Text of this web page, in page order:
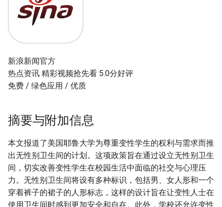
新浪新闻官方
热点资讯 精彩视频抢先看 5.0分好评
免费 / 绿色应用 / 优质
摘要与附加信息
本文报道了美国耶鲁大学为尊重变性学生的权利与需求而推
出无性别卫生间的计划。这项政策旨在通过设立无性别卫生
间，切实改善变性学生在校园生活中面临的社交与心理压
力。无性别卫生间将设有多种标识，包括男、女人形和一个
穿着裤子的裙子的人形标志，这样的设计旨在让变性人士在
使用卫生间时感到更加安全和自在。此外，学校还允许变性